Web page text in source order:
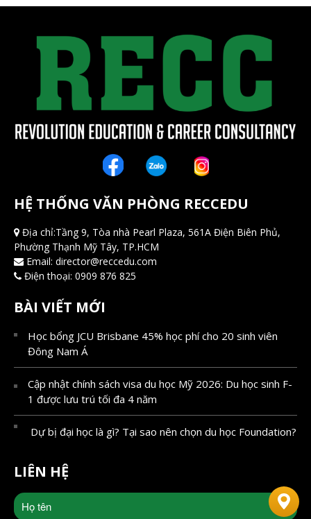
HỆ THỐNG VĂN PHÒNG RECCEDU
Địa chỉ:Tầng 9, Tòa nhà Pearl Plaza, 561A Điện Biên Phủ,
Phường Thạnh Mỹ Tây, TP.HCM
Email: director@reccedu.com
Điện thoại: 0909 876 825
BÀI VIẾT MỚI
Học bổng JCU Brisbane 45% học phí cho 20 sinh viên
Đông Nam Á
Cập nhật chính sách visa du học Mỹ 2026: Du học sinh F-
1 được lưu trú tối đa 4 năm
Dự bị đại học là gì? Tại sao nên chọn du học Foundation?
LIÊN HỆ